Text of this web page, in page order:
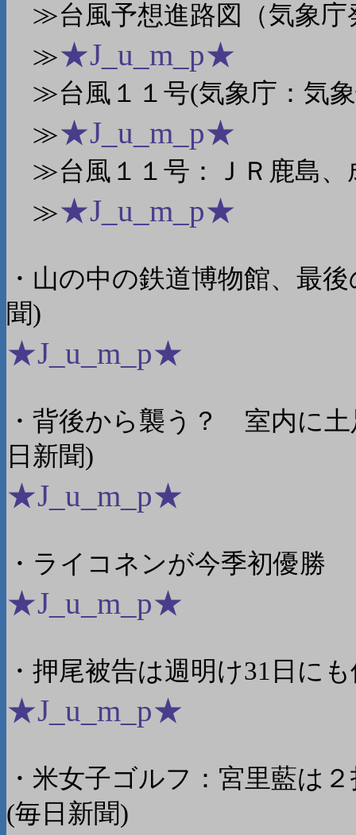
≫台風予想進路図（気象庁
≫★J_u_m_p★
≫台風１１号(気象庁：気
≫★J_u_m_p★
≫台風１１号：ＪＲ鹿島、
≫★J_u_m_p★
・山の中の鉄道博物館、最
聞)
★J_u_m_p★
・背後から襲う？ 室内に
日新聞)
★J_u_m_p★
・ライコネンが今季初優勝
★J_u_m_p★
・押尾被告は週明け31日に
★J_u_m_p★
・米女子ゴルフ：宮里藍は
(毎日新聞)